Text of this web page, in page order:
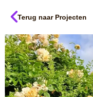
Terug naar Projecten